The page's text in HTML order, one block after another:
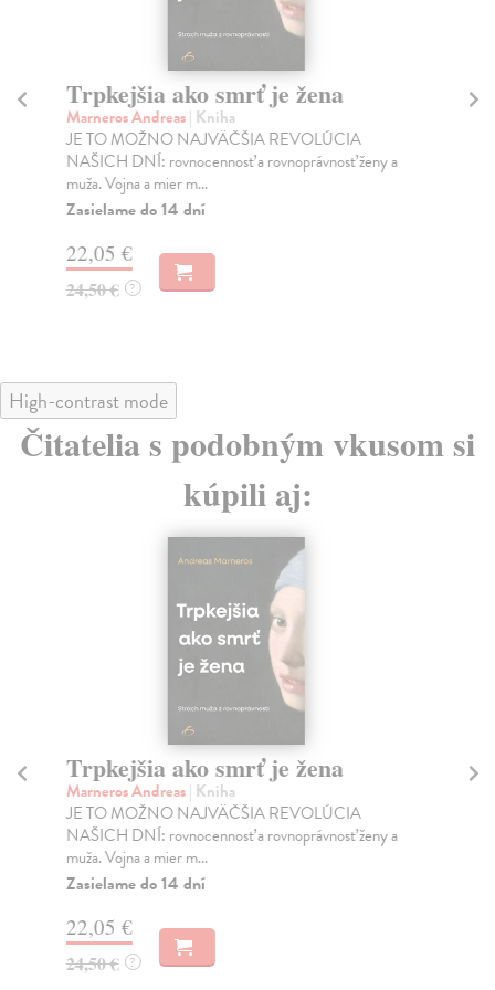
Trpkejšia ako smrť je žena
Marneros Andreas| Kniha
JE TO MOŽNO NAJVÄČŠIA REVOLÚCIA
NAŠICH DNÍ: rovnocennosť a rovnoprávnosť ženy a
muža. Vojna a mier m...
Zasielame do 14 dní
22,05 €
24,50 € ?
High-contrast mode
Čitatelia s podobným vkusom si
kúpili aj:
Trpkejšia ako smrť je žena
Marneros Andreas| Kniha
JE TO MOŽNO NAJVÄČŠIA REVOLÚCIA
NAŠICH DNÍ: rovnocennosť a rovnoprávnosť ženy a
muža. Vojna a mier m...
Zasielame do 14 dní
22,05 €
24,50 € ?